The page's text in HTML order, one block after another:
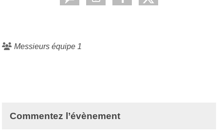
Messieurs équipe 1
Commentez l’évènement